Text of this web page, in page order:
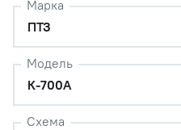
Марка
ПТЗ
Модель
К-700А
Схема